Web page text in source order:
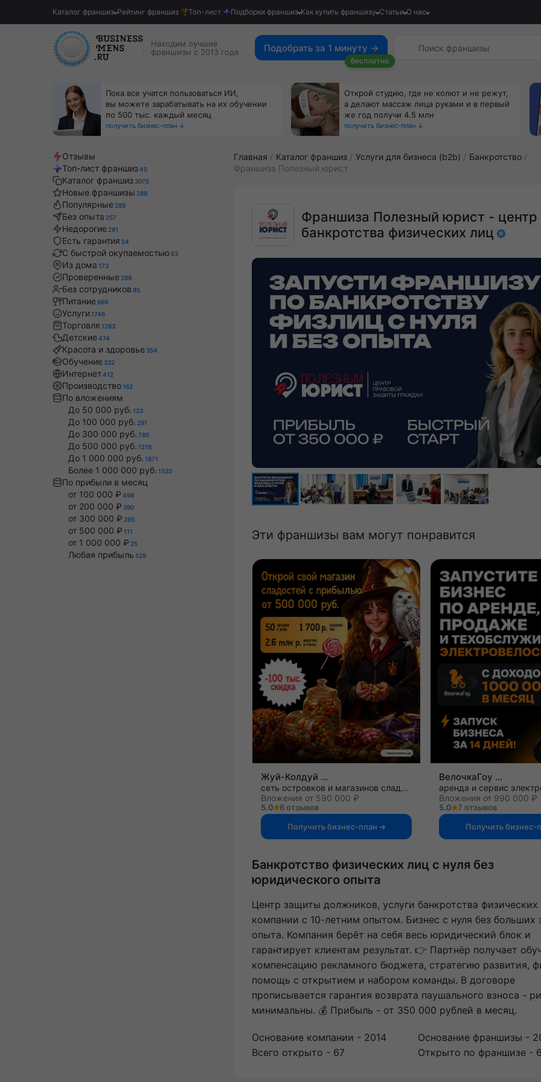
Каталог франшиз Рейтинг франшиз Топ-лист Подборки франшиз Как купить франшизу Статьи О нас
Находим лучшие
франшизы с 2013 года
Подобрать за 1 минуту →
бесплатно
Пока все учатся пользоваться ИИ,
вы можете зарабатывать на их обучении
по 500 тыс. каждый месяц
получить бизнес-план ↓
Открой студию, где не колют и не режут,
а делают массаж лица руками и в первый
же год получи 4.5 млн
получить бизнес-план ↓
Отзывы
Топ-лист франшиз 45
Каталог франшиз 3075
Новые франшизы 289
Популярные 289
Без опыта 257
Недорогие 291
Есть гарантия 54
С быстрой окупаемостью63
Из дома 173
Проверенные 289
Без сотрудников 85
Питание669
Услуги 1746
Торговля 1263
Детские474
Красота и здоровье 354
Обучение 332
Интернет412
Производство162
По вложениям
До 50 000 руб. 123
До 100 000 руб. 291
До 300 000 руб. 785
До 500 000 руб. 1218
До 1 000 000 руб. 1871
Более 1 000 000 руб. 1533
По прибыли в месяц
от 100 000 ₽ 498
от 200 000 ₽ 390
от 300 000 ₽ 265
от 500 000 ₽ 111
от 1 000 000 ₽ 25
Любая прибыль 529
Главная Каталог франшиз Услуги для бизнеса (b2b)
Банкротство
Франшиза Полезный юрист
Франшиза Полезный юрист - центр
банкротства физических лиц
Эти франшизы вам могут понравится
Жуй-Колдуй
сеть островков и магазинов сладостей
Вложения от 590 000 ₽
5.0
6 отзывов
Получить бизнес-план
ВелочкаГоу
Вложения от 990 000 ₽
5.0
7 отзывов
Получить бизнес-
Банкротство физических лиц с нуля без
юридического опыта
Центр защиты должников, услуги банкротства физических
компании с 10-летним опытом. Бизнес с нуля без больших
опыта. Компания берёт на себя весь юридический блок и
гарантирует клиентам результат. 👉 Партнёр получает
компенсацию рекламного бюджета, стратегию развития,
помощь с открытием и набором команды. В договоре
прописывается гарантия возврата паушального взноса -
минимальны. 💰 Прибыль - от 350 000 рублей в месяц.
Основание компании - 2014
Основание франшизы -
Всего открыто - 67
Открыто по франшизе -